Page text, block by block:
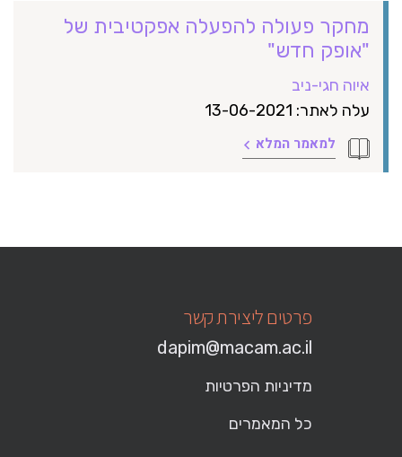
מחקר פעולה להפעלה אפקטיבית של
"אופק חדש"
איוה חגי-ניב
עלה לאתר: 13-06-2021
למאמר המלא
פרטים ליצירת קשר
dapim@macam.ac.il
מדיניות הפרטיות
כל המאמרים